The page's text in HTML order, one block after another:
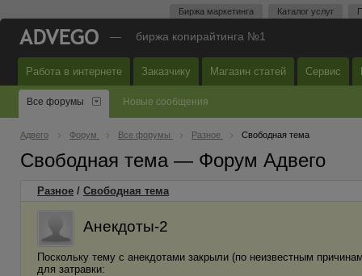
Биржа маркетинга Каталог услуг
— биржа копирайтинга №1
Работа в интернете Заказчику Магазин статей Сервис
Все форумы Новые сообщения
Адвего Форум Все форумы Разное Свободная тема
Свободная тема — Форум Адвего
Разное / Свободная тема
Анекдоты-2
Поскольку тему с анекдотами закрыли (по неизвестным
для затравки: